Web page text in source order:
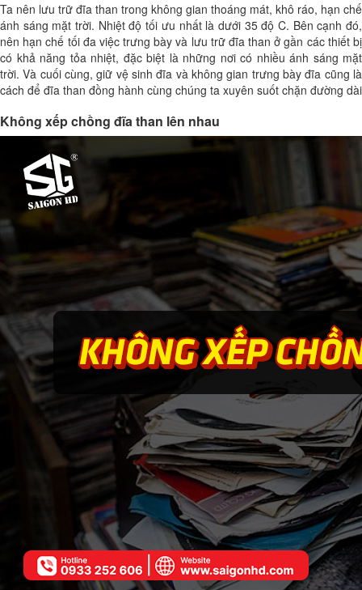
Ta nên lưu trữ đĩa than trong không gian thoáng mát, khô ráo, hạn chế
ánh sáng mặt trời. Nhiệt độ tối ưu nhất là dưới 35 độ C. Bên cạnh đó,
nên hạn chế tối đa việc trưng bày và lưu trữ đĩa than ở gần các thiết bị
có khả năng tỏa nhiệt, đặc biệt là những nơi có nhiều ánh sáng mặt
trời. Và cuối cùng, giữ vệ sinh đĩa và không gian trưng bày đĩa cũng là
cách để đĩa than đồng hành cùng chúng ta xuyên suốt chặn đường dài
Không xếp chồng đĩa than lên nhau